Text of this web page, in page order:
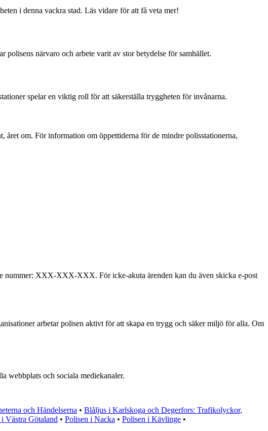
i denna vackra stad. Läs vidare för att få veta mer!
polisens närvaro och arbete varit av stor betydelse för samhället.
spelar en viktig roll för att säkerställa tryggheten för invånarna.
året om. För information om öppettiderna för de mindre polisstationerna,
nummer: XXX-XXX-XXX. För icke-akuta ärenden kan du även skicka e-post
arbetar polisen aktivt för att skapa en trygg och säker miljö för alla. Om
webbplats och sociala mediekanaler.
och Händelserna • Blåljus i Karlskoga och Degerfors: Trafikolyckor,
i Västra Götaland • Polisen i Nacka • Polisen i Kävlinge •